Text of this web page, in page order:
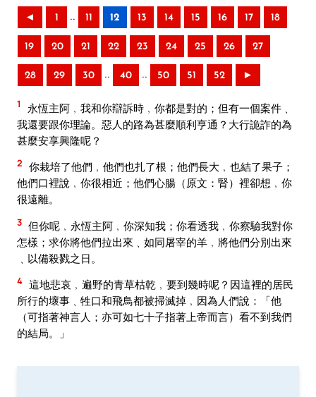
◄ 1 .. 11 12 13 14 15 16 17 18
19 20 21 22 23 24 25 26 27
28 29 30 .. 40 .. 50 51 52 ►
1
永恆主阿﹐我和你辯訴時﹐你都是對的；但有一個案件﹑
我還要跟你理論。惡人的路為甚麼順利亨通？大行詭詐的為
甚麼安享興隆呢？
2 你栽培了他們﹐他們也扎了根；他們長大﹐也結了果子；
他們口裡說﹐你很相近；他們心腸（原文：腎）裡卻想﹐你
很遠離。
3 但你呢﹐永恆主阿﹐你深知我；你看透我﹐你察驗我對你
怎樣；求你將他們拉出來﹑如同屠宰的羊﹐將他們分別出來
﹑以備殺戮之日。
4 這地悲哀﹐遍野的青草枯乾﹐要到幾時呢？因這裡的居民
所行的壞事﹑牲口和飛鳥都被掃滅掉﹐因為人們說：「他
（可指著神言人；亦可如七十子指著上帝而言）看不到我們
的結局。」